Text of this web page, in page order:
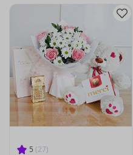
5 (27)